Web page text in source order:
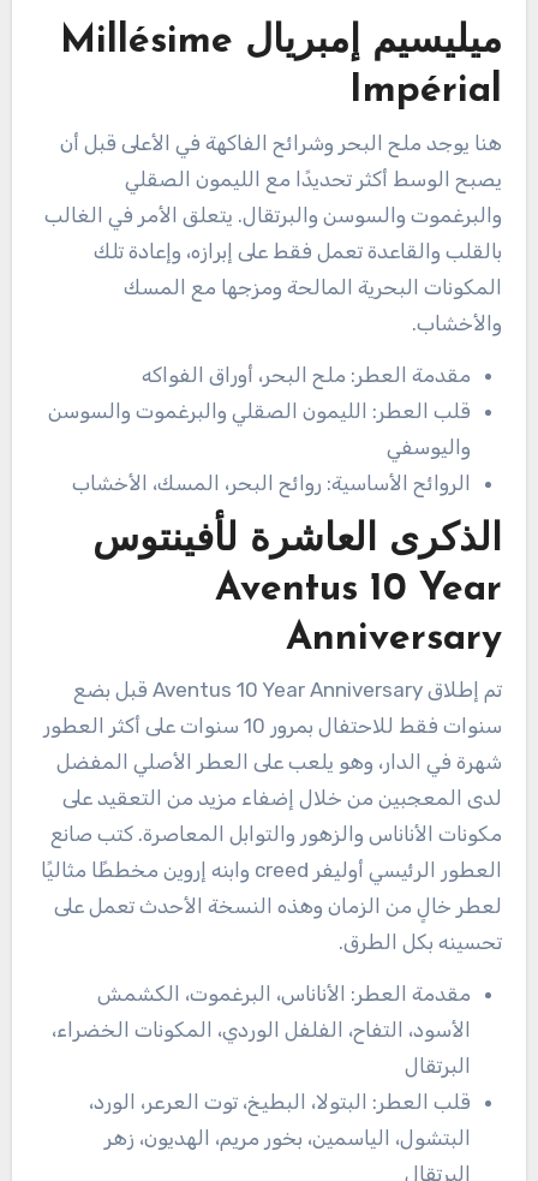
ميليسيم إمبريال Millésime
Impérial
هنا يوجد ملح البحر وشرائح الفاكهة في الأعلى قبل أن
يصبح الوسط أكثر تحديدًا مع الليمون الصقلي
والبرغموت والسوسن والبرتقال. يتعلق الأمر في الغالب
بالقلب والقاعدة تعمل فقط على إبرازه، وإعادة تلك
المكونات البحرية المالحة ومزجها مع المسك
والأخشاب.
مقدمة العطر: ملح البحر، أوراق الفواكه
قلب العطر: الليمون الصقلي والبرغموت والسوسن
واليوسفي
الروائح الأساسية: روائح البحر، المسك، الأخشاب
الذكرى العاشرة لأفينتوس
Aventus 10 Year
Anniversary
تم إطلاق Aventus 10 Year Anniversary قبل بضع
سنوات فقط للاحتفال بمرور 10 سنوات على أكثر العطور
شهرة في الدار، وهو يلعب على العطر الأصلي المفضل
لدى المعجبين من خلال إضفاء مزيد من التعقيد على
مكونات الأناناس والزهور والتوابل المعاصرة. كتب صانع
العطور الرئيسي أوليفر creed وابنه إروين مخططًا مثاليًا
لعطر خالٍ من الزمان وهذه النسخة الأحدث تعمل على
تحسينه بكل الطرق.
مقدمة العطر: الأناناس، البرغموت، الكشمش
الأسود، التفاح، الفلفل الوردي، المكونات الخضراء،
البرتقال
قلب العطر: البتولا، البطيخ، توت العرعر، الورد،
البتشول، الياسمين، بخور مريم، الهديون، زهر
البرتقال